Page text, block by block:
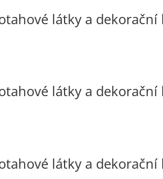
látky a
látky a
látky a dekorační